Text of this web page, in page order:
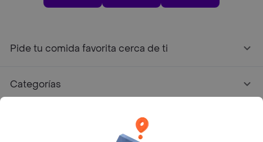
Pide tu comida favorita cerca de ti
Categorías